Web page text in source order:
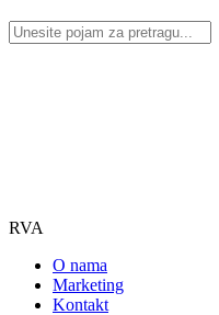
RVA
O nama
Marketing
Kontakt